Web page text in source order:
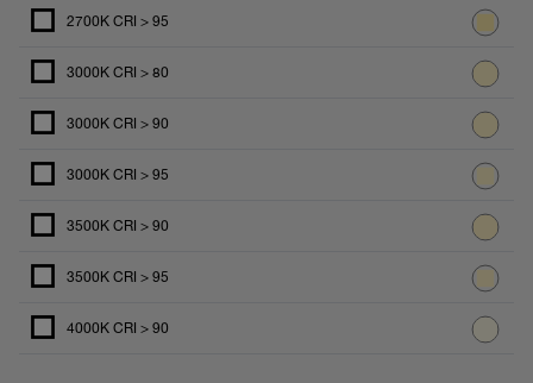
2700K CRI > 95
3000K CRI > 80
3000K CRI > 90
3000K CRI > 95
3500K CRI > 90
3500K CRI > 95
4000K CRI > 90